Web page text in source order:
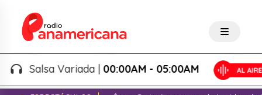
Salsa Variada |00:00AM - 05:00AM